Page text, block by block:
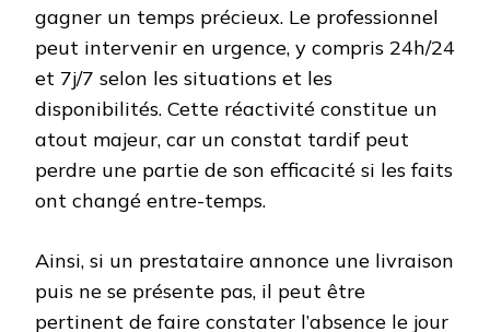
gagner un temps précieux. Le professionnel
peut intervenir en urgence, y compris 24h/24
et 7j/7 selon les situations et les
disponibilités. Cette réactivité constitue un
atout majeur, car un constat tardif peut
perdre une partie de son efficacité si les faits
ont changé entre-temps.
Ainsi, si un prestataire annonce une livraison
puis ne se présente pas, il peut être
pertinent de faire constater l’absence le jour